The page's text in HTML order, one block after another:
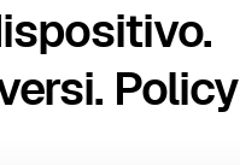
Policy